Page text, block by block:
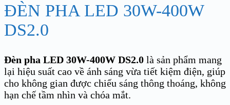
ĐÈN PHA LED 30W-400W
DS2.0
Đèn pha LED 30W-400W DS2.0 là sản phẩm mang
lại hiệu suất cao về ánh sáng vừa tiết kiệm điện, giúp
cho không gian được chiếu sáng thông thoáng, không
hạn chế tầm nhìn và chóa mắt.